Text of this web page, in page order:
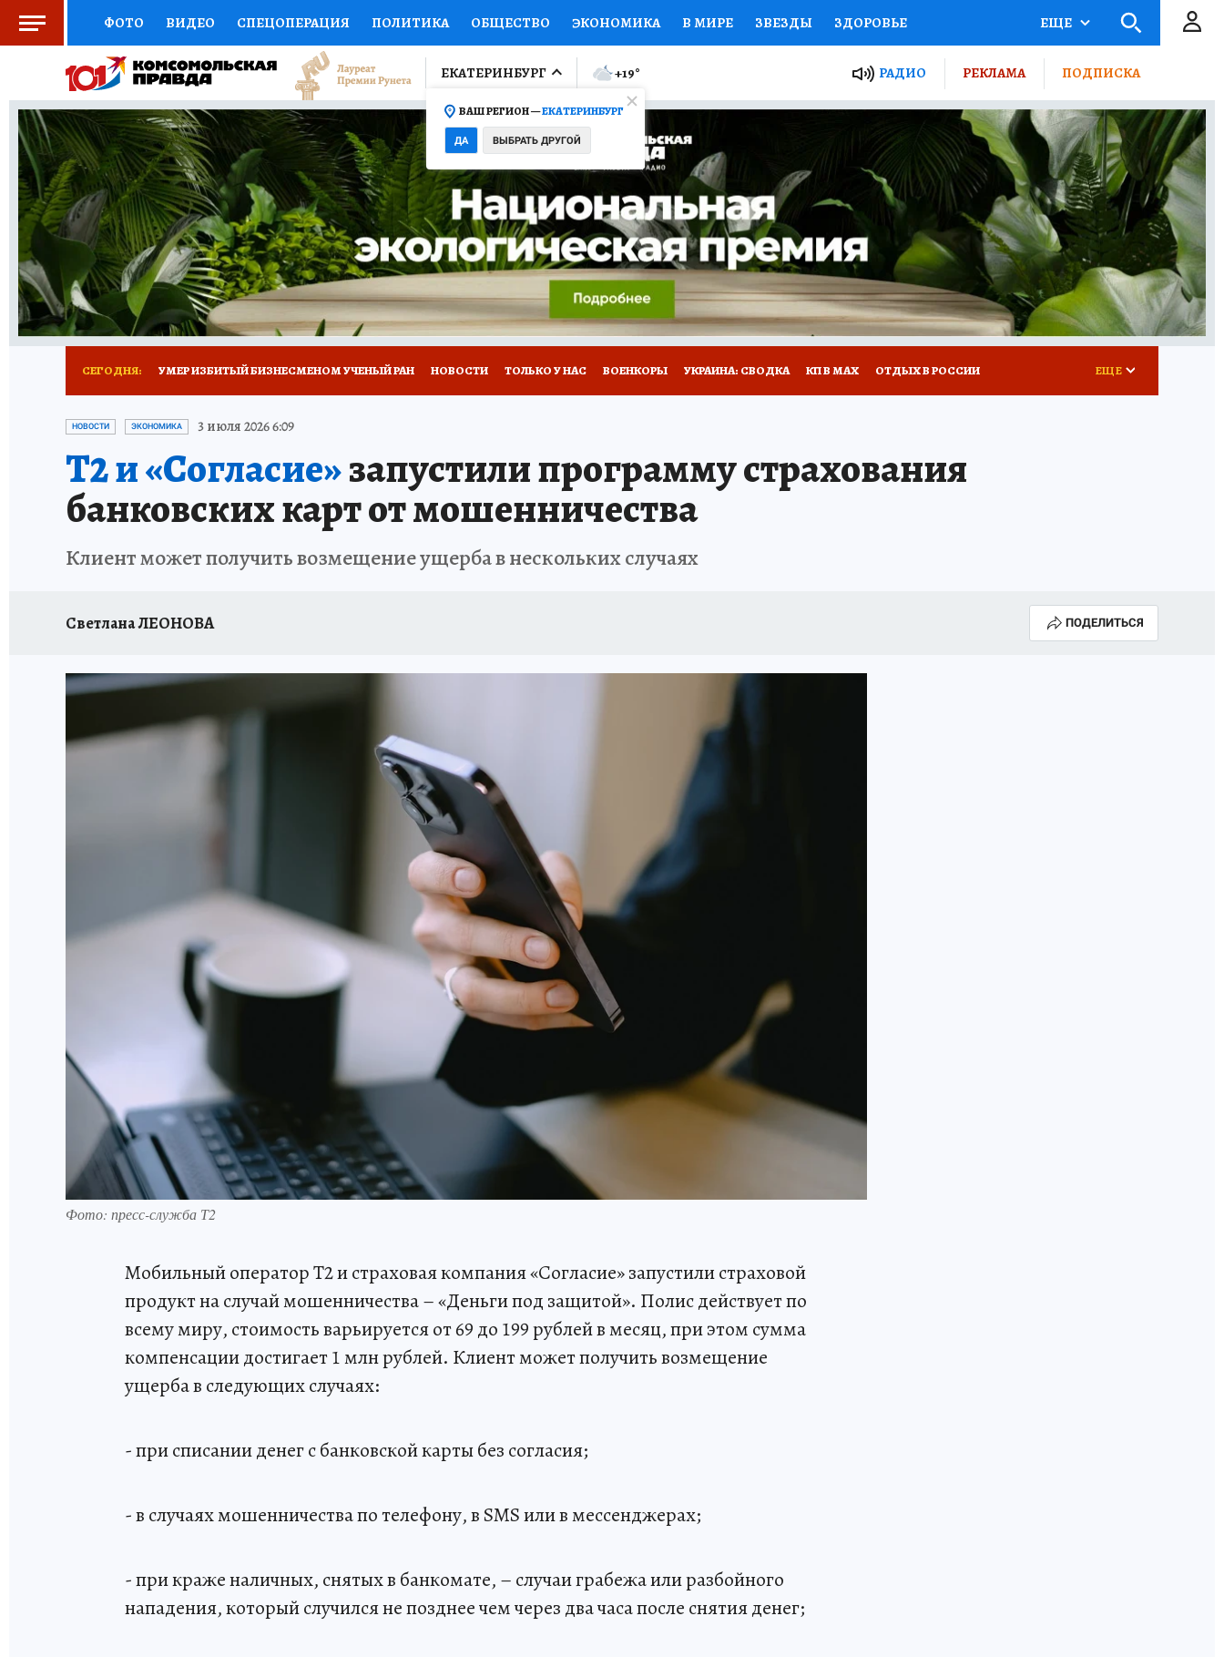
ФОТО ВИДЕО СПЕЦОПЕРАЦИЯ ПОЛИТИКА ОБЩЕСТВО ЭКОНОМИКА В МИРЕ ЗВЕЗДЫ ЗДОРОВЬЕ
СОЦПОДДЕРЖКА НАУКА СПОРТ КОЛУМНИСТЫ ПРОИСШЕСТВИЯ НАЦИОНАЛЬНЫЕ ПРОЕКТЫ РОССИИ
ВЫБОР ЭКСПЕРТОВ ДОКТОР ФИНАНСЫ ОТКРЫВАЕМ МИР Я ЗНАЮ СЕМЬЯ ЖЕНСКИЕ СЕКРЕТЫ ПУТЕВОДИТЕЛЬ
КНИЖНАЯ ПОЛКА ПРОГНОЗЫ НА СПОРТ ПРОМОКОДЫ СЕРИАЛЫ СПЕЦПРОЕКТЫ ДЕФИЦИТ ЖЕЛЕЗА ТУРИЗМ
ПРЕСС-ЦЕНТР НЕДВИЖИМОСТЬ ТЕЛЕВИЗОР КОЛЛЕКЦИИ КОНКУРСЫ РАБОТА У НАС ГИД ПОТРЕБИТЕЛЯ ВСЕ О КП
РАДИО КП ТЕСТЫ НОВОЕ НА САЙТЕ
ЕЩЕ
ЕКАТЕРИНБУРГ
ВАШ РЕГИОН —ЕКАТЕРИНБУРГ
ДА ВЫБРАТЬ ДРУГОЙ
+19° РАДИО РЕКЛАМА ПОДПИСКА
СЕГОДНЯ: УМЕР ИЗБИТЫЙ БИЗНЕСМЕНОМ УЧЕНЫЙ РАН НОВОСТИ ТОЛЬКО У НАС ВОЕНКОРЫ УКРАИНА: СВОДКА КП В МАХ ОТДЫХ В РОССИИ
ЗАПОВЕДНАЯ РОССИЯ
ЕЩЕ
НОВОСТИ ЭКОНОМИКА 3 июля 2026 6:09
Т2 и «Согласие»запустили программу страхования
банковских карт от мошенничества
Клиент может получить возмещение ущерба в нескольких случаях
Светлана ЛЕОНОВА ПОДЕЛИТЬСЯ
Фото: пресс-служба Т2
Мобильный оператор Т2 и страховая компания «Согласие» запустили страховой
продукт на случай мошенничества – «Деньги под защитой». Полис действует по
всему миру, стоимость варьируется от 69 до 199 рублей в месяц, при этом сумма
компенсации достигает 1 млн рублей. Клиент может получить возмещение
ущерба в следующих случаях:
- при списании денег с банковской карты без согласия;
- в случаях мошенничества по телефону, в SMS или в мессенджерах;
- при краже наличных, снятых в банкомате, – случаи грабежа или разбойного
нападения, который случился не позднее чем через два часа после снятия денег;